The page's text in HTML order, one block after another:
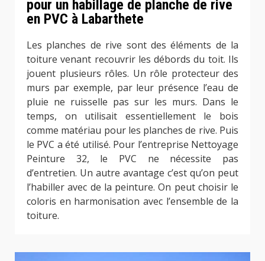
pour un habillage de planche de rive
en PVC à Labarthete
Les planches de rive sont des éléments de la
toiture venant recouvrir les débords du toit. Ils
jouent plusieurs rôles. Un rôle protecteur des
murs par exemple, par leur présence l’eau de
pluie ne ruisselle pas sur les murs. Dans le
temps, on utilisait essentiellement le bois
comme matériau pour les planches de rive. Puis
le PVC a été utilisé. Pour l’entreprise Nettoyage
Peinture 32, le PVC ne nécessite pas
d’entretien. Un autre avantage c’est qu’on peut
l’habiller avec de la peinture. On peut choisir le
coloris en harmonisation avec l’ensemble de la
toiture.